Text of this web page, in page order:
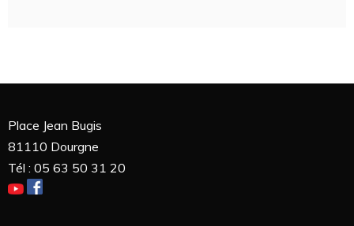
Place Jean Bugis
81110 Dourgne
Tél : 05 63 50 31 20